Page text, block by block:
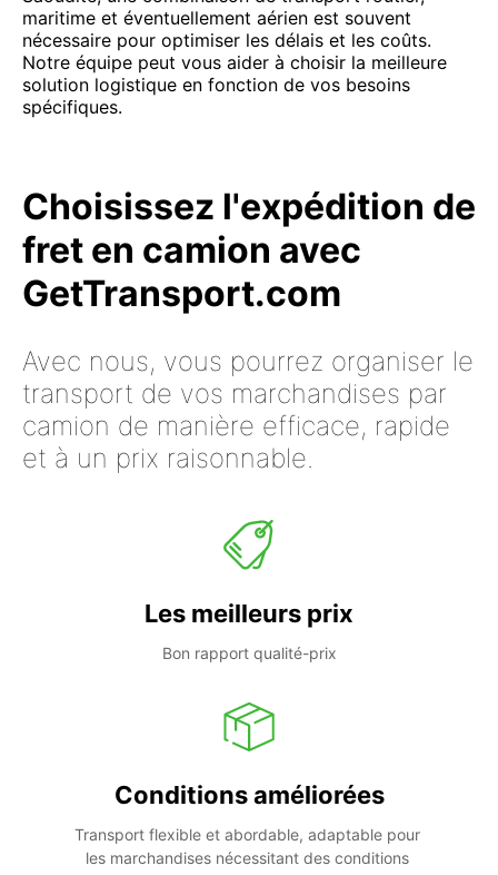
maritime et éventuellement aérien est souvent
nécessaire pour optimiser les délais et les coûts.
Notre équipe peut vous aider à choisir la meilleure
solution logistique en fonction de vos besoins
spécifiques.
Choisissez l'expédition de
fret en camion avec
GetTransport.com
Avec nous, vous pourrez organiser le
transport de vos marchandises par
camion de manière efficace, rapide
et à un prix raisonnable.
Les meilleurs prix
Bon rapport qualité-prix
Conditions améliorées
Transport flexible et abordable, adaptable pour
les marchandises nécessitant des conditions